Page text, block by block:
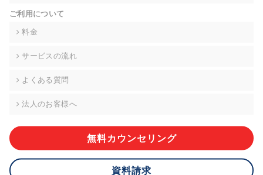
により、ご希望に添えない場合があります。 なお、アクセスロ
グなどの個人情報以外の情報については、原則として開示等は
株式会社div 個人情報問合せ窓口
メールアドレス:privacy_policy@di-v.co.jp
ご本人様が当社に個人情報を提供されるかどうかは任意による
応ができない場合があります。
ご利用について
料金
サービスの流れ
よくある質問
法人のお客様へ
無料カウンセリング
資料請求